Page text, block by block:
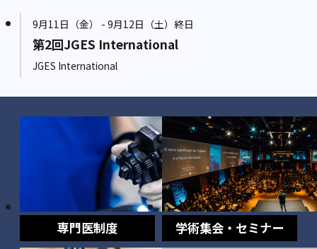
9月11日（金） - 9月12日（土）終日
第2回JGES International
JGES International
専門医制度 学術集会・セミナー